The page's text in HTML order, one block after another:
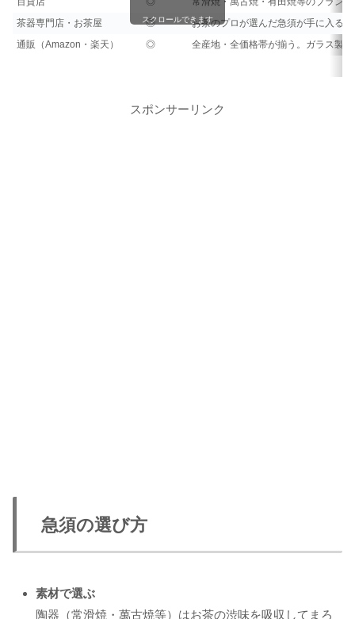
茶器専門店・お茶屋
◎
お茶のプロが選んだ急須が手に入る
通販（Amazon・楽天）
◎ 全産地・全価格帯が揃う。ガラス製
スクロールできます
スポンサーリンク
急須の選び方
素材で選ぶ
陶器（常滑焼・萬古焼等）はお茶の渋味を吸収してまろ